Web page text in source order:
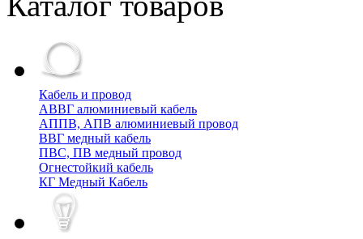
Кабель и провод
АВВГ алюминиевый кабель
АППВ, АПВ алюминиевый провод
ВВГ медный кабель
ПВС, ПВ медный провод
Огнестойкий кабель
КГ Медный Кабель